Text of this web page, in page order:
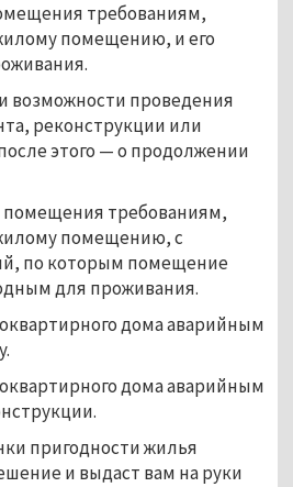
требованиям,
помещению, и его
возможности проведения
реконструкции или
этого — о продолжении
помещения требованиям,
помещению, с
по которым помещение
для проживания.
дома аварийным
дома аварийным
пригодности жилья
и выдаст вам на руки